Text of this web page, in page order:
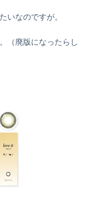
いなのですが。
（廃版になったらし